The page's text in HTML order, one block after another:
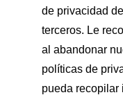
de privacidad
terceros. Le
al abandonar
políticas de
pueda recopilar